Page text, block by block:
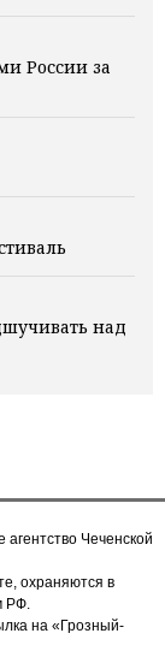
России за
над
Чеченской
охраняются в
РФ.
на «Грозный-